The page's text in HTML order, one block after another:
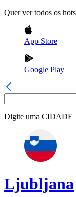
Quer ver todos os
App Store
Google Play
Digite uma CIDADE
Ljubljana